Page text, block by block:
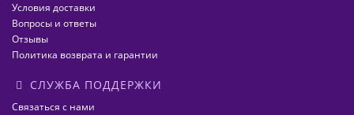
Условия доставки
Вопросы и ответы
Отзывы
Политика возврата и гарантии
СЛУЖБА ПОДДЕРЖКИ
Связаться с нами